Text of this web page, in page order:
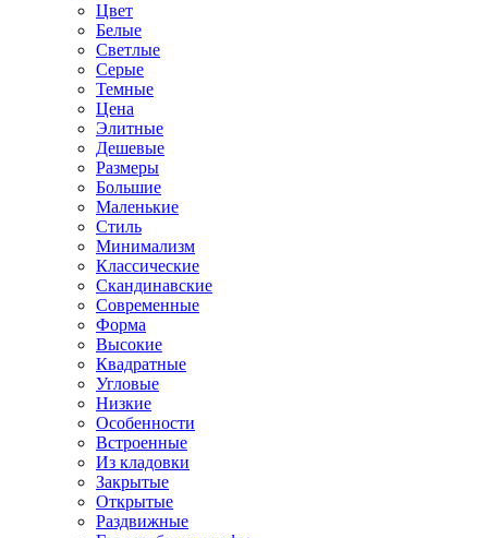
Цвет
Белые
Светлые
Серые
Темные
Цена
Элитные
Дешевые
Размеры
Большие
Маленькие
Стиль
Минимализм
Классические
Скандинавские
Современные
Форма
Высокие
Квадратные
Угловые
Низкие
Особенности
Встроенные
Из кладовки
Закрытые
Открытые
Раздвижные